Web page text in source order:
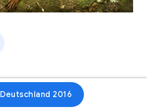
Deutschland 2016